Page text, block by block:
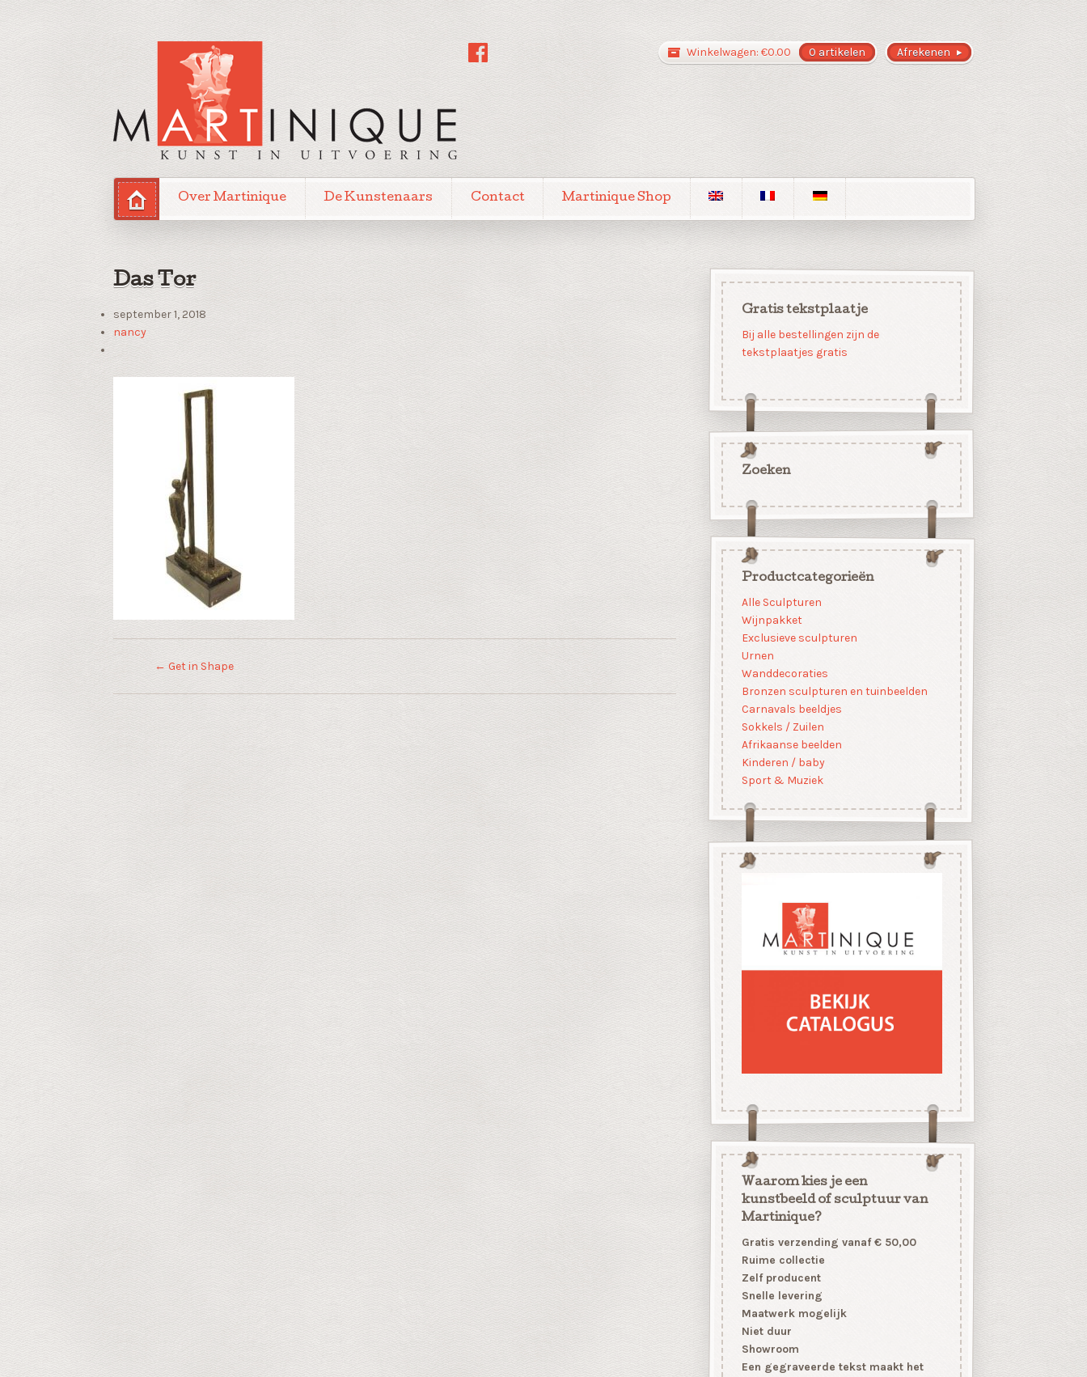
Afrekenen
Winkelwagen: €0.00 0 artikelen
Over Martinique De Kunstenaars Contact Martinique Shop
Das Tor
september 1, 2018
nancy
← Get in Shape
Gratis tekstplaatje
Bij alle bestellingen zijn de
tekstplaatjes gratis
Zoeken
Productcategorieën
Alle Sculpturen
Wijnpakket
Exclusieve sculpturen
Urnen
Wanddecoraties
Bronzen sculpturen en tuinbeelden
Carnavals beeldjes
Sokkels / Zuilen
Afrikaanse beelden
Kinderen / baby
Sport & Muziek
Waarom kies je een
kunstbeeld of sculptuur van
Martinique?
Gratis verzending vanaf € 50,00
Ruime collectie
Zelf producent
Snelle levering
Maatwerk mogelijk
Niet duur
Showroom
Een gegraveerde tekst maakt het